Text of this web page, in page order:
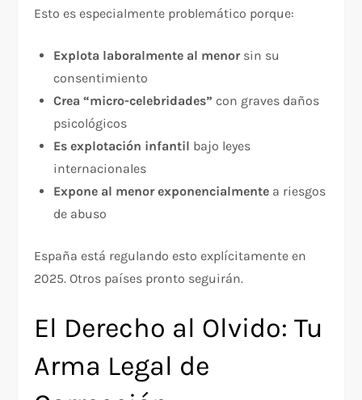
Esto es especialmente problemático porque:​
Explota laboralmente al menorsin su
consentimiento
Crea “micro-celebridades” con graves daños
psicológicos
Es explotación infantil bajo leyes
internacionales
Expone al menor exponencialmente a riesgos
de abuso
España está regulando esto explícitamente en
2025. Otros países pronto seguirán.​
El Derecho al Olvido: Tu
Arma Legal de